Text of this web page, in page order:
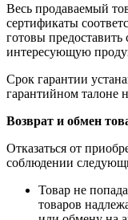
Весь продаваемый
сертификаты
готовы
интересующую
Срок гарантии
гарантийном талоне
Возврат и обмен
Отказаться от
соблюдении
Товар не
товаров